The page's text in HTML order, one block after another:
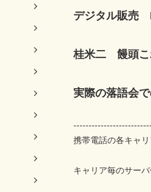
デジタル販売
桂米二 饅頭こ
実際の落語会
携帯電話の各キャ
キャリア毎のサー